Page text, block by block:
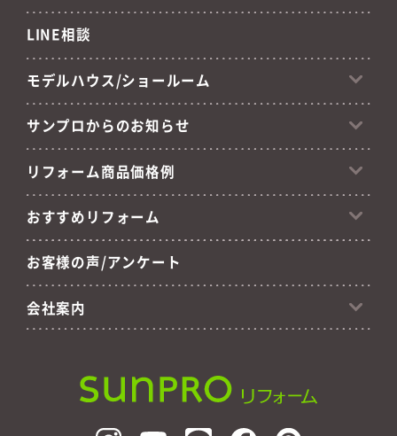
LINE相談
モデルハウス/ショールーム
サンプロからのお知らせ
リフォーム商品価格例
おすすめリフォーム
お客様の声/アンケート
会社案内